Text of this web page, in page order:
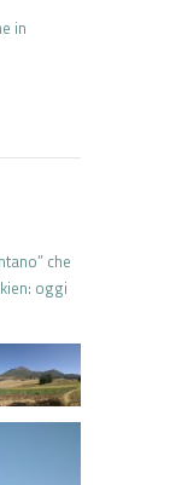
in
che
oggi